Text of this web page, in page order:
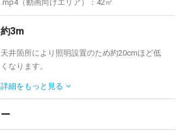
.mp4（動画向けエリア）：42㎡
約3m
天井箇所により照明設置のため約20cmほど低
くなります。
ご確認ください。
詳細を もっと見る
ー